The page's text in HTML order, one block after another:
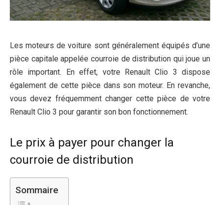
Les moteurs de voiture sont généralement équipés d’une
pièce capitale appelée courroie de distribution qui joue un
rôle important. En effet, votre Renault Clio 3 dispose
également de cette pièce dans son moteur. En revanche,
vous devez fréquemment changer cette pièce de votre
Renault Clio 3 pour garantir son bon fonctionnement.
Le prix à payer pour changer la
courroie de distribution
Sommaire